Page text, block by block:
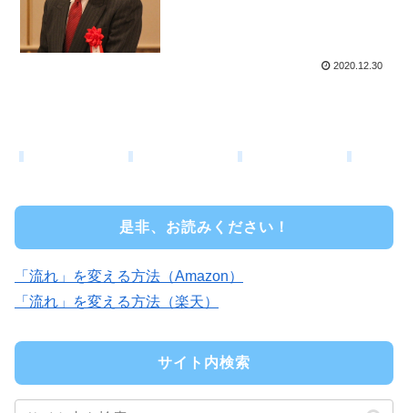
2020.12.30
是非、お読みください！
「流れ」を変える方法（Amazon）
「流れ」を変える方法（楽天）
サイト内検索